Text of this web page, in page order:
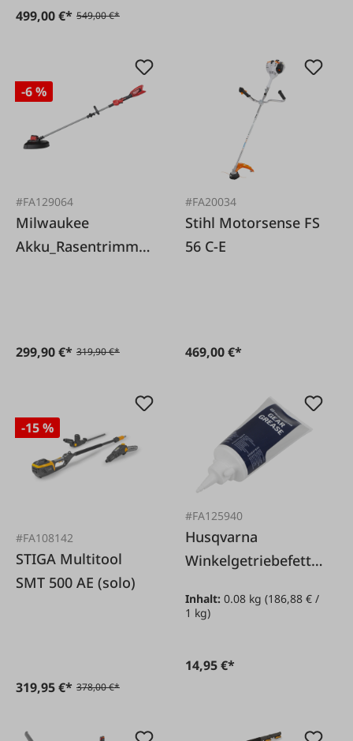
499,00 €* 549,00 €*
-6 %
#FA129064
Milwaukee
Akku_Rasentrimmer
299,90 €* 319,90 €*
#FA20034
Stihl Motorsense FS
56 C-E
469,00 €*
-15 %
#FA108142
STIGA Multitool
SMT 500 AE (solo)
319,95 €* 378,00 €*
#FA125940
Husqvarna
Winkelgetriebefett
Inhalt:0.08 kg(186,88 € /
1 kg)
14,95 €*